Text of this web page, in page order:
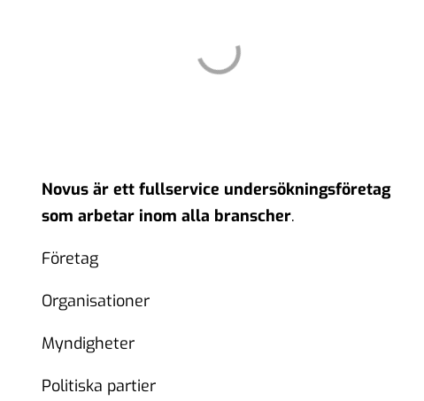
Novus är ett fullservice undersökningsföretag
som arbetar inom alla branscher.
Företag
Organisationer
Myndigheter
Politiska partier